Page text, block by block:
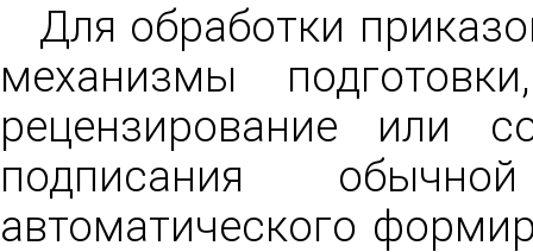
Для обработки
механизмы
рецензирование или
подписания
автоматического